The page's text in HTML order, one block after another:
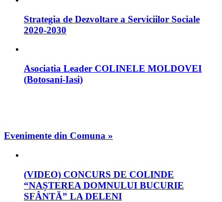
Strategia de Dezvoltare a Serviciilor Sociale
2020-2030
Asociatia Leader COLINELE MOLDOVEI
(Botosani-Iasi)
Evenimente din Comuna »
(VIDEO) CONCURS DE COLINDE
“NAȘTEREA DOMNULUI BUCURIE
SFÂNTĂ” LA DELENI